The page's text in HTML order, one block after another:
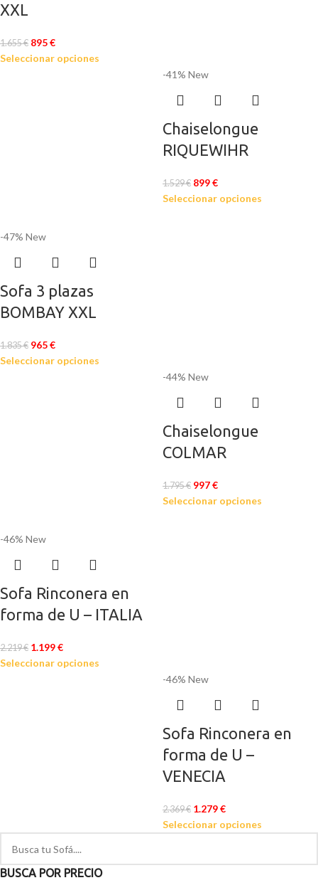
XXL
1.655€ 895€
Seleccionar opciones
-41% New
Chaiselongue
RIQUEWIHR
1.529€ 899€
Seleccionar opciones
-47% New
Sofa 3 plazas
BOMBAY XXL
1.835€ 965€
Seleccionar opciones
-44% New
Chaiselongue
COLMAR
1.795€ 997€
Seleccionar opciones
-46% New
Sofa Rinconera en
forma de U – ITALIA
2.219€ 1.199€
Seleccionar opciones
-46% New
Sofa Rinconera en
forma de U –
VENECIA
2.369€ 1.279€
Seleccionar opciones
BUSCA POR PRECIO